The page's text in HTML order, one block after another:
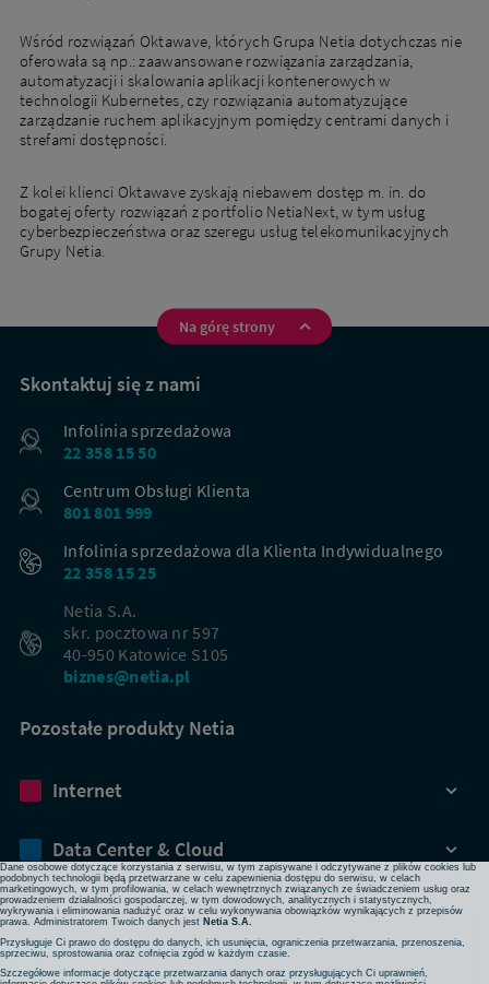
Wśród rozwiązań Oktawave, których Grupa Netia dotychczas nie
oferowała są np.: zaawansowane rozwiązania zarządzania,
automatyzacji i skalowania aplikacji kontenerowych w
technologii Kubernetes, czy rozwiązania automatyzujące
zarządzanie ruchem aplikacyjnym pomiędzy centrami danych i
strefami dostępności.
Z kolei klienci Oktawave zyskają niebawem dostęp m. in. do
bogatej oferty rozwiązań z portfolio NetiaNext, w tym usług
cyberbezpieczeństwa oraz szeregu usług telekomunikacyjnych
Grupy Netia.
Na górę strony
Skontaktuj się z nami
Infolinia sprzedażowa
22 358 15 50
Centrum Obsługi Klienta
801 801 999
Infolinia sprzedażowa dla Klienta Indywidualnego
22 358 15 25
Netia S.A.
skr. pocztowa nr 597
40-950 Katowice S105
biznes@netia.pl
Pozostałe produkty Netia
Internet
Data Center & Cloud
Bezpieczeństwo
Rozwiązania sieciowe
Używamy plików cookies lub podobnych technologii w celu zapewnienia Ci dostępu do serwisu,
usprawniania jego działania, profilowania i wyświetlania treści dopasowanych do Twoich potrzeb. W
może spowodować brak dostępu do niektórych funkcji serwisu.
Dane osobowe dotyczące korzystania z serwisu, w tym zapisywane i odczytywane z plików cookies lub
podobnych technologii będą przetwarzane w celu zapewnienia dostępu do serwisu, w celach
marketingowych, w tym profilowania, w celach wewnętrznych związanych ze świadczeniem usług oraz
prowadzeniem działalności gospodarczej, w tym dowodowych, analitycznych i statystycznych,
wykrywania i eliminowania nadużyć oraz w celu wykonywania obowiązków wynikających z przepisów
prawa. Administratorem Twoich danych jest Netia S.A.
Przysługuje Ci prawo do dostępu do danych, ich usunięcia, ograniczenia przetwarzania, przenoszenia,
sprzeciwu, sprostowania oraz cofnięcia zgód w każdym czasie.
Szczegółowe informacje dotyczące przetwarzania danych oraz przysługujących Ci uprawnień,